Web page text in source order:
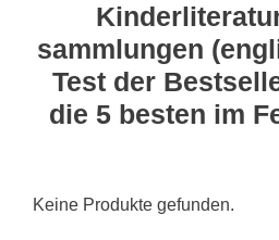
sammlungen
Test der
die 5 besten im
Keine Produkte gefunden.